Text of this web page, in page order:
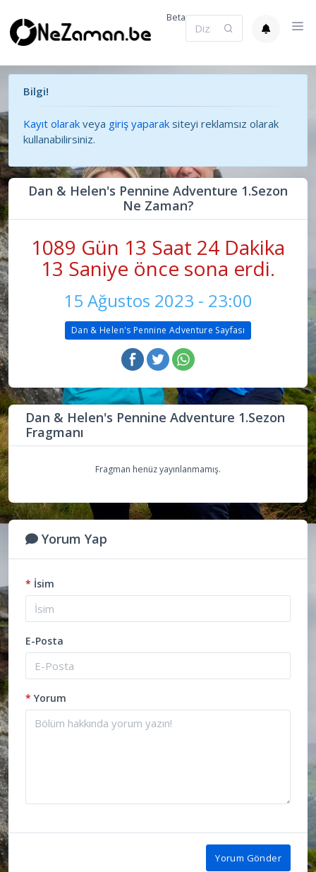
Beta
Bilgi!
Kayıt olarak veya giriş yaparak siteyi reklamsız olarak
kullanabilirsiniz.
Dan & Helen's Pennine Adventure 1.Sezon
Ne Zaman?
1089 Gün 13 Saat 24 Dakika
13 Saniye önce sona erdi.
15 Ağustos 2023 - 23:00
Dan & Helen's Pennine Adventure Sayfası
Dan & Helen's Pennine Adventure 1.Sezon
Fragmanı
Fragman henüz yayınlanmamış.
Yorum Yap
* İsim
E-Posta
* Yorum
Yorum Gönder